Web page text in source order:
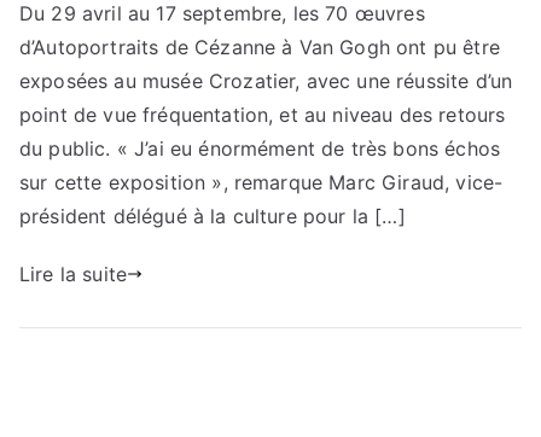
Du 29 avril au 17 septembre, les 70 œuvres
d’Autoportraits de Cézanne à Van Gogh ont pu être
exposées au musée Crozatier, avec une réussite d’un
point de vue fréquentation, et au niveau des retours
du public. « J’ai eu énormément de très bons échos
sur cette exposition », remarque Marc Giraud, vice-
président délégué à la culture pour la […]
Lire la suite